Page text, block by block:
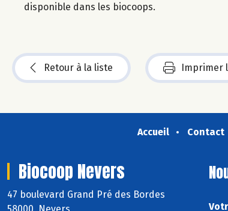
disponible dans les biocoops.
Retour à la liste Imprimer
Accueil Contact
Biocoop Nevers
47 boulevard Grand Pré des Bordes
58000 Nevers